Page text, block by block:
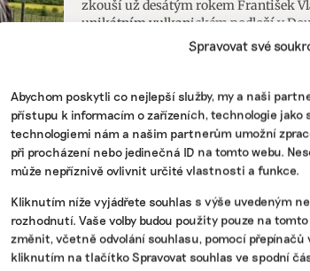
Spravovat své
Abychom poskytli co nejlepší služby, my a naši
přístupu k informacím o zařízeních, technologie jako
technologiemi nám a našim partnerům umožní
při procházení nebo jedinečná ID na tomto webu.
může nepříznivě ovlivnit určité vlastnosti a funkce.
Kliknutím níže vyjádřete souhlas s výše uvedeným
rozhodnutí. Vaše volby budou použity pouze na
změnit, včetně odvolání souhlasu, pomocí
kliknutím na tlačítko Spravovat souhlas ve spodní
zkouší už desátým rokem František
unikátním vulkanickém podloží v
horách zasadil révu, z níž dělá
19. července 2026 | Biodiverzita,Zemědělství | bio,naturální
Zavedení mechanismu
koncern Agrofert
Ekonews se v anketě mezi
ptají, jaké má jejich podnikání dopad
prostředí a jaké mají zkušenosti s